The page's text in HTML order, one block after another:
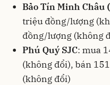
Bảo Tín Minh Châu
triệu đồng/lượng
đồng/lượng (không
Phú Quý SJC: mua
(không đổi), bán
(không đổi)